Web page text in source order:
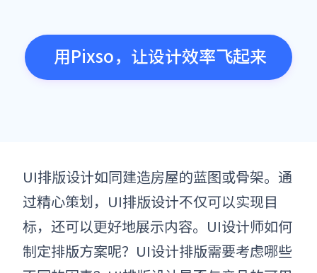
用Pixso，让设计效率飞起来
UI排版设计如同建造房屋的蓝图或骨架。通
过精心策划， UI排版设计不仅可以实现目
标，还可以更好地展示内容。UI设计师如何
制定排版方案呢？ UI设计排版需要考虑哪些